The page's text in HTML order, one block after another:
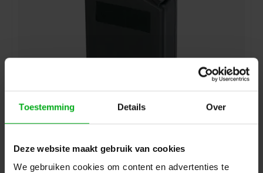
Toestemming Details Over
Deze website maakt gebruik van cookies
We gebruiken cookies om content en advertenties te
Neutrik | SCDX | afdekkapje D-housing IP42 zwart
7-14 werkdagen